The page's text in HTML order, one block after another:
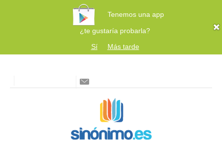
Tenemos una app
¿te gustaría probarla?
Sí
Más tarde